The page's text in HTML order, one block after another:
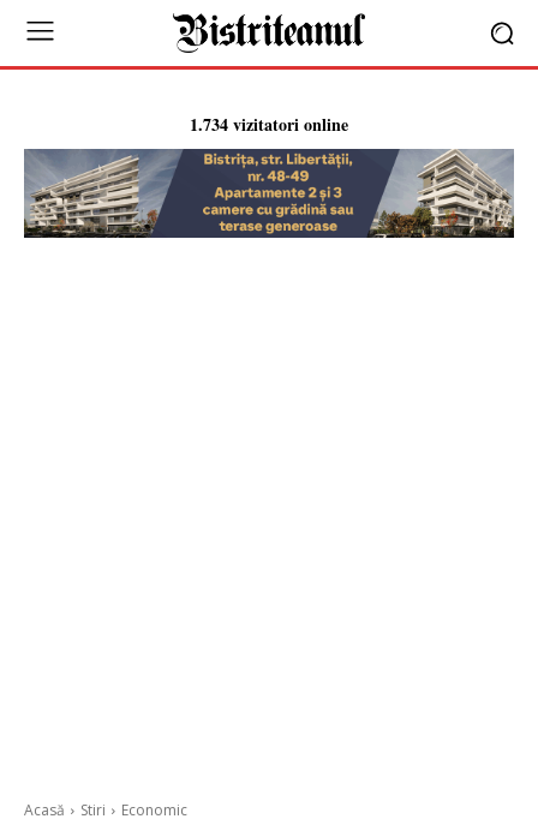
1.734 vizitatori online
Acasă Stiri Economic